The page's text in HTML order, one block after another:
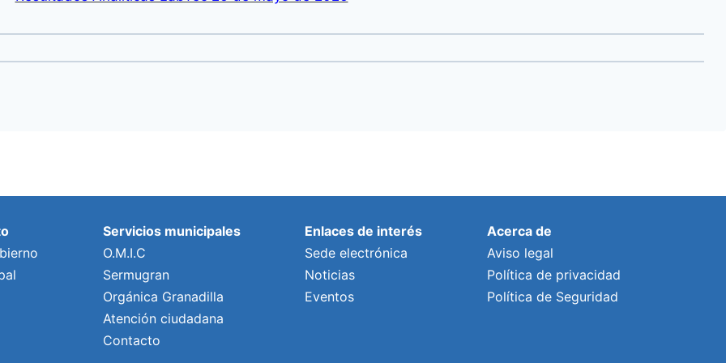
Servicios municipales
O.M.I.C
Sermugran
Orgánica Granadilla
Atención ciudadana
Contacto
Enlaces de interés
Sede electrónica
Noticias
Eventos
Acerca de
Aviso legal
Política de privacidad
Política de Seguridad